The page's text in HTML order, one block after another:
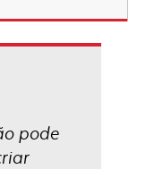
pode